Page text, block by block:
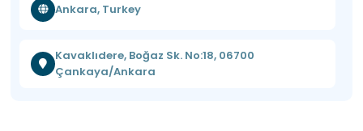
Ankara, Turkey
Kavaklıdere, Boğaz Sk. No:18, 06700
Çankaya/Ankara